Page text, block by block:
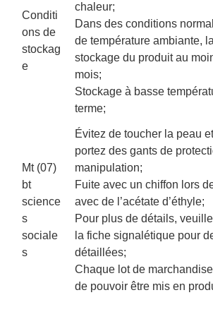
Conditi
ons de
stockag
e
chaleur;
Dans des conditions
de température ambiante,
stockage du produit au
mois;
Stockage à basse
terme;
Mt (07)
bt
science
s
sociale
s
Évitez de toucher la peau
portez des gants de
manipulation;
Fuite avec un chiffon lors
avec de l’acétate d’éthyle;
Pour plus de détails,
la fiche signalétique pour
détaillées;
Chaque lot de
de pouvoir être mis en